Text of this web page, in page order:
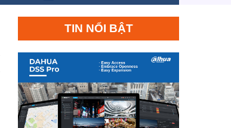
TIN NỔI BẬT